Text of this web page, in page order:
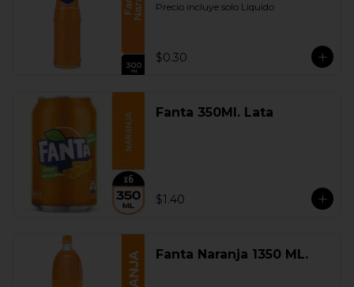
Retornable
Precio incluye solo Liquido
$0.30
Fanta 350Ml. Lata
$1.40
Fanta Naranja 1350 ML.